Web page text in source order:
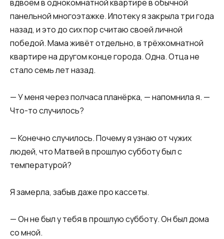
вдвоём в однокомнатной квартире в обычной
панельной многоэтажке. Ипотеку я закрыла три года
назад, и это до сих пор считаю своей личной
победой. Мама живёт отдельно, в трёхкомнатной
квартире на другом конце города. Одна. Отца не
стало семь лет назад.
— У меня через полчаса планёрка, — напомнила я. —
Что-то случилось?
— Конечно случилось. Почему я узнаю от чужих
людей, что Матвей в прошлую субботу был с
температурой?
Я замерла, забыв даже про кассеты.
— Он не был у тебя в прошлую субботу. Он был дома
со мной.